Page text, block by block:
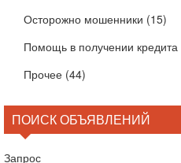
Осторожно мошенники (15)
Помощь в получении кредита
Прочее (44)
ПОИСК ОБЪЯВЛЕНИЙ
Запрос